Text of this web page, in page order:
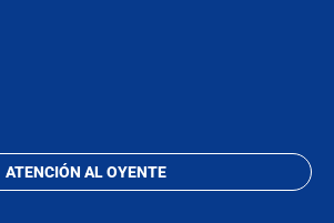
ATENCIÓN AL OYENTE